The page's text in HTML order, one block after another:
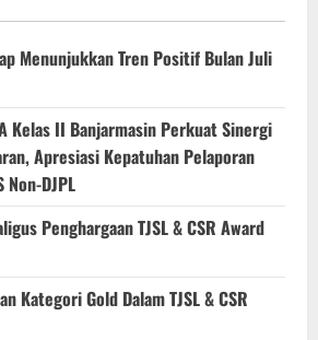
Menunjukkan Tren Positif Bulan Juli
Kelas II Banjarmasin Perkuat Sinergi
Apresiasi Kepatuhan Pelaporan
Non-DJPL
Penghargaan TJSL & CSR Award
Kategori Gold Dalam TJSL & CSR